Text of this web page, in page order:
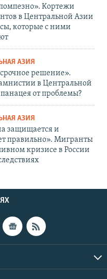
Кортежи
в Центральной Азии
которые с ними
АЗИЯ
решение».
в Центральной
от проблемы?
АЗИЯ
защищается и
правильно». Мигранты
кризисе в России